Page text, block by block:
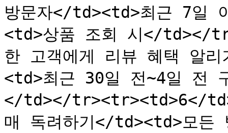
방문자</td><td>최근 7일
<td>상품 조회 시</td></
한 고객에게 리뷰 혜택 알
<td>최근 30일 전~4일 전
</td></tr><tr><td>6</
매 독려하기</td><td>모든